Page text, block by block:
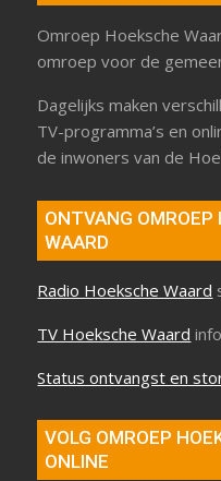
Omroep Hoeksche
omroep voor de
Dagelijks maken
TV-programma’s en
de inwoners van de
ONTVANG OMROEP
WAARD
Radio Hoeksche Waard
TV Hoeksche Waard
Status ontvangst en
VOLG OMROEP
ONLINE